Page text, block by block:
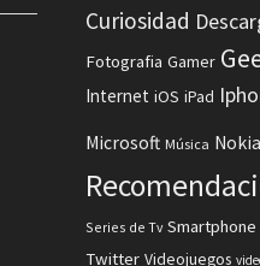
Curiosidad
Fotografia Gamer
Internet iOS iPad
Microsoft Música Nokia
Series de Tv Smartphone
Twitter Videojuegos